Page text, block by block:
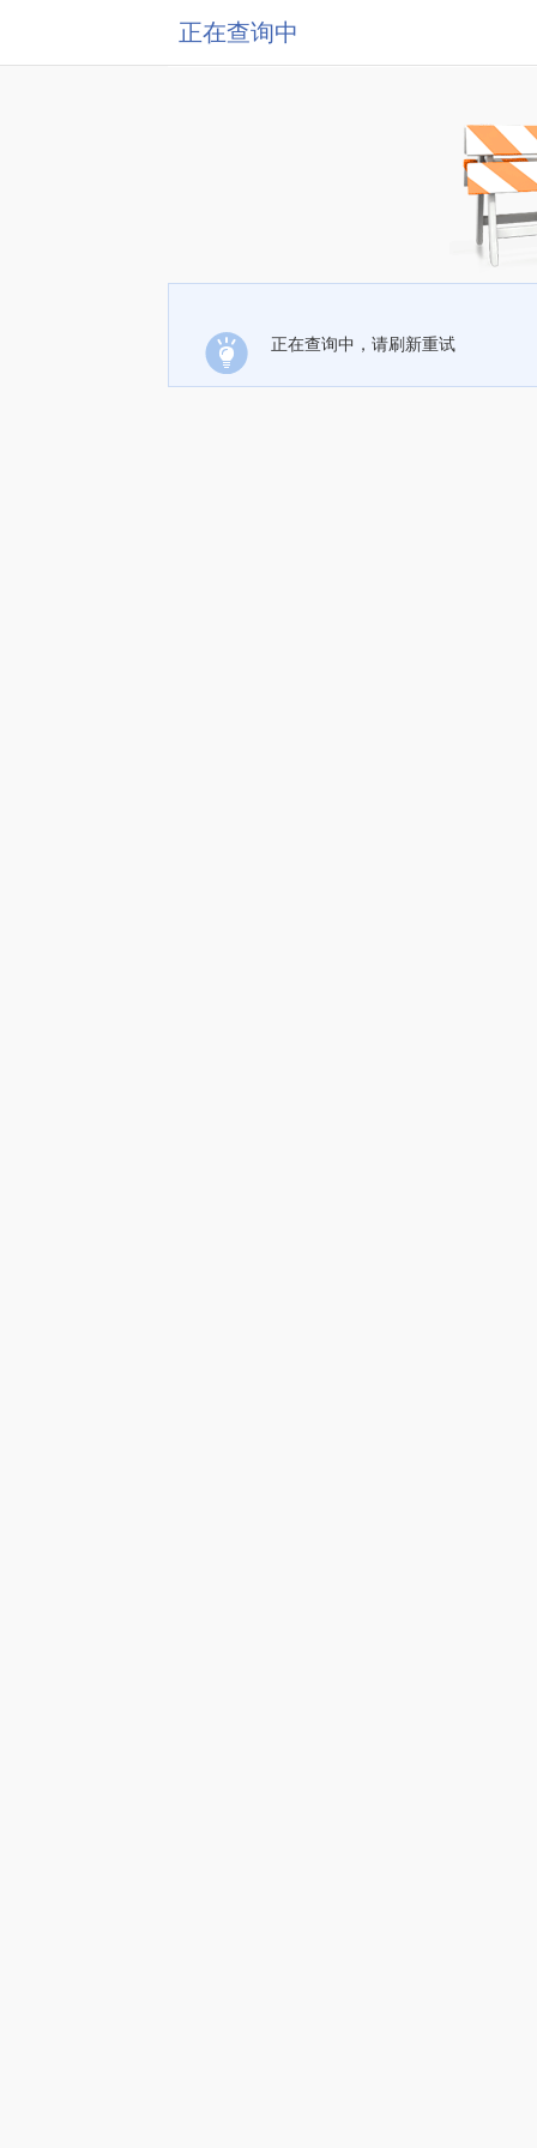
正在查询中
正在查询中，请刷新重试